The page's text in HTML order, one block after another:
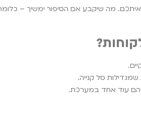
מה שיקבע אם הסיפור ימשיך –
שהם עוד אחד במערכת.